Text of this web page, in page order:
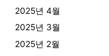
2025년 4월
2025년 3월
2025년 2월